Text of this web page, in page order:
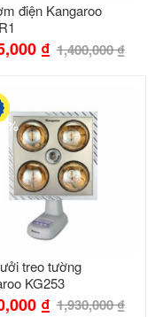
điện Kangaroo
₫ 1,400,000₫
treo tường
KG253
₫ 1,930,000₫